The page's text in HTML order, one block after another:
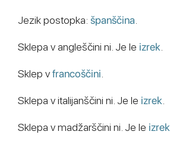
Jezik postopka: španščina
Sklepa v angleščini ni. Je le izrek
Sklep vfrancoščini
Sklepa v italijanščini ni. Je le izrek
Sklepa v madžarščini ni. Je le izrek